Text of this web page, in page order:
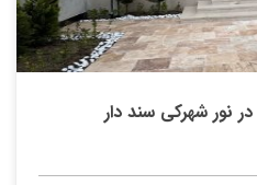
نور شهرکی سند دار